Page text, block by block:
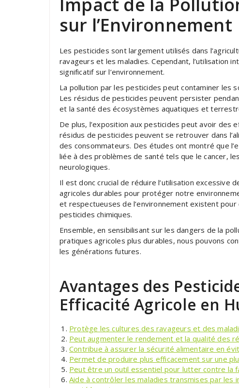
sur l’Environnement
Les pesticides sont largement utilisés dans
ravageurs et les maladies. Cependant, l’utilisation
significatif sur l’environnement.
La pollution par les pesticides peut contaminer les
Les résidus de pesticides peuvent persister
et la santé des écosystèmes aquatiques et
De plus, l’exposition aux pesticides peut avoir des
résidus de pesticides peuvent se retrouver dans
des consommateurs. Des études ont montré que
liée à des problèmes de santé tels que le cancer,
neurologiques.
Il est donc crucial de réduire l’utilisation excessive
agricoles durables pour protéger notre
et respectueuses de l’environnement existent
pesticides chimiques.
Ensemble, en sensibilisant sur les dangers de la
pratiques agricoles plus durables, nous pouvons
les générations futures.
Avantages des
Efficacité Agricole en
Protège les cultures des ravageurs et des
Peut augmenter le rendement et la qualité des
Contribue à assurer la sécurité alimentaire en
Permet de produire plus efficacement sur une
Peut être un outil essentiel pour lutter contre la
Aide à contrôler les maladies transmises par